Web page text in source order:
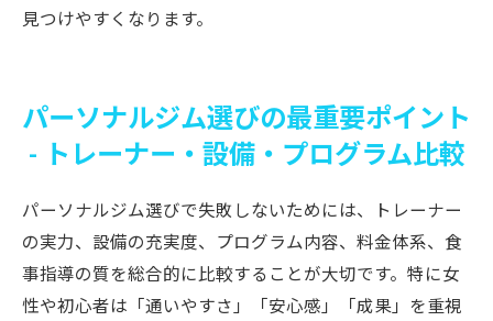
見つけやすくなります。
パーソナルジム選びの最重要ポイント
- トレーナー・設備・プログラム比較
パーソナルジム選びで失敗しないためには、トレーナー
の実力、設備の充実度、プログラム内容、料金体系、食
事指導の質を総合的に比較することが大切です。特に女
性や初心者は「通いやすさ」「安心感」「成果」を重視